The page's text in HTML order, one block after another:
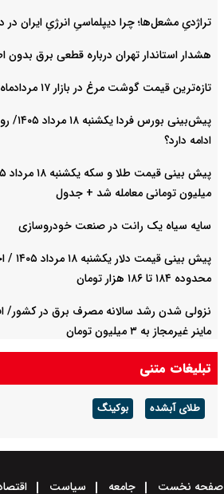
تراژدیِ مشعل‌ها؛ چرا دیپلماسیِ انرژیِ ایران
هشدار استاندار تهران درباره قطعی برق بدون
تازه‌ترین قیمت گوشت مرغ در بازار ۱۷ مردادماه ۱۴۰
ادامه دارد؟
میلیون تومانی معامله شد + جدول
سایه سیاه یک رانت در صنعت خودروسازی
پیش
محدوده ۱۸۴ تا ۱۸۶ هزار تومان
نزولی شدن رشد سالانه مصرف برق در کشور/
ماینر غیرمجاز به ۳ میلیون تومان
تبلیغات متنی
طلای آبشده بوکینگ
صفحه نخست جامعه سیاست